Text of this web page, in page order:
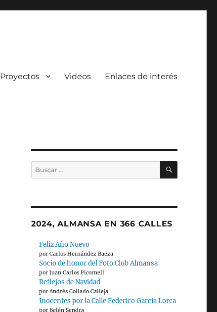
Proyectos Videos Enlaces de interés
Buscar
por:
BUSCAR
2024, ALMANSA EN 366 CALLES
Feliz Año Nuevo
por Carlos Hernández Baeza
Socio de honor del Foto Club Almansa
por Juan Carlos Picornell
Reflejos de Navidad
por Andrés Collado Calleja
Inocentes por la Calle Federico García Lorca
por Belén Sendra